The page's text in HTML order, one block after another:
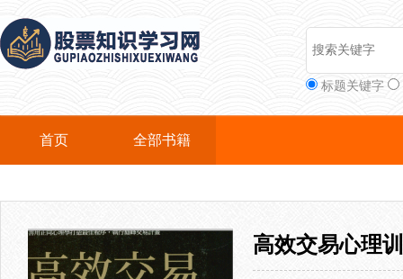
标题关键字
首页 全部书籍
高效交易心理